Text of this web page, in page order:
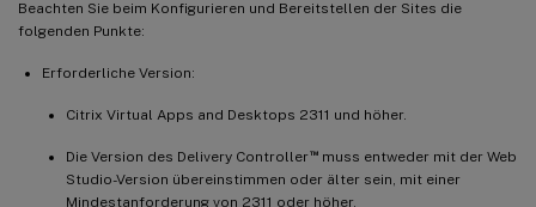
Beachten Sie beim Konfigurieren und Bereitstellen der Sites die
folgenden Punkte:
Erforderliche Version:
Citrix Virtual Apps and Desktops 2311 und höher.
Die Version des Delivery Controller™muss entweder mit der Web
Studio-Version übereinstimmen oder älter sein, mit einer
Mindestanforderung von 2311 oder höher.